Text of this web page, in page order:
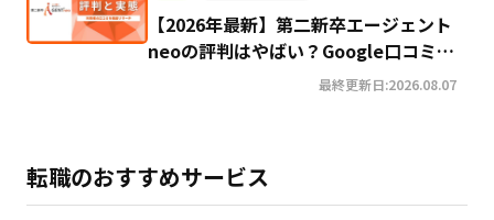
【2026年最新】第二新卒エージェント
neoの評判はやばい？Google口コミ高
評価の真実と利用の注意点を徹底解説
最終更新日:2026.08.07
転職のおすすめサービス